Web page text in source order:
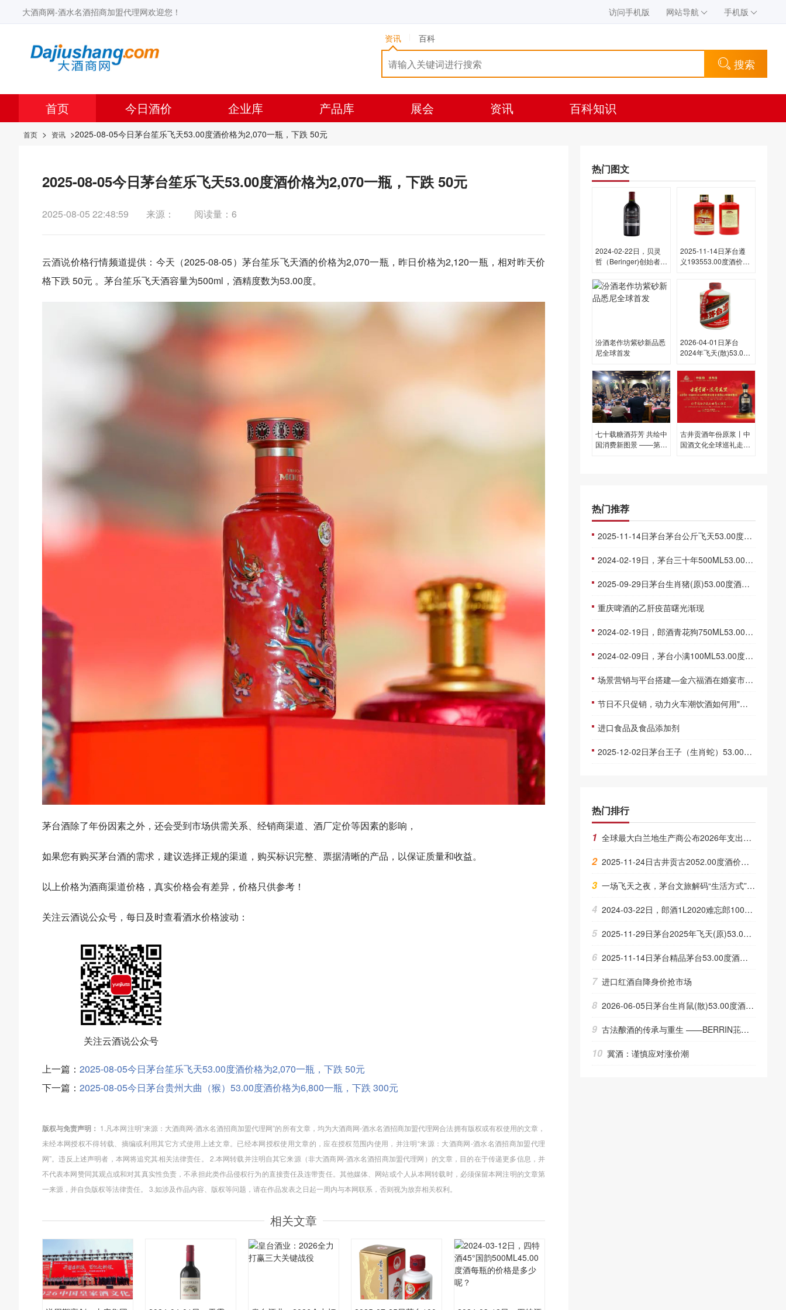
大酒商网-酒水名酒招商加盟代理网欢迎您！ 访问手机版 网站导航 手机版
资讯 百科
搜索
首页 今日酒价 企业库 产品库 展会 资讯 百科知识
首页 > 资讯 >2025-08-05今日茅台笙乐飞天53.00度酒价格为2,070一瓶，下跌 50元
2025-08-05今日茅台笙乐飞天53.00度酒价格为2,070一瓶，下跌 50元
2025-08-05 22:48:59 来源： 阅读量：6
云酒说价格行情频道提供：今天（2025-08-05）茅台笙乐飞天酒的价格为2,070一瓶，昨日价格为2,120一瓶，相对昨天价
格下跌 50元 。茅台笙乐飞天酒容量为500ml，酒精度数为53.00度。
茅台酒除了年份因素之外，还会受到市场供需关系、经销商渠道、酒厂定价等因素的影响，
如果您有购买茅台酒的需求，建议选择正规的渠道，购买标识完整、票据清晰的产品，以保证质量和收益。
以上价格为酒商渠道价格，真实价格会有差异，价格只供参考！
关注云酒说公众号，每日及时查看酒水价格波动：
关注云酒说公众号
上一篇： 2025-08-05今日茅台笙乐飞天53.00度酒价格为2,070一瓶，下跌 50元
下一篇： 2025-08-05今日茅台贵州大曲（猴）53.00度酒价格为6,800一瓶，下跌 300元
版权与免责声明： 1.凡本网注明“来源：大酒商网-酒水名酒招商加盟代理网”的所有文章，均为大酒商网-酒水名酒招商加盟代理网合法拥有版权或有权使用的文章，
未经本网授权不得转载、摘编或利用其它方式使用上述文章。已经本网授权使用文章的，应在授权范围内使用，并注明“来源：大酒商网-酒水名酒招商加盟代理
网”。违反上述声明者，本网将追究其相关法律责任。 2.本网转载并注明自其它来源（非大酒商网-酒水名酒招商加盟代理网）的文章，目的在于传递更多信息，并
不代表本网赞同其观点或和对其真实性负责，不承担此类作品侵权行为的直接责任及连带责任。其他媒体、网站或个人从本网转载时，必须保留本网注明的文章第
一来源，并自负版权等法律责任。 3.如涉及作品内容、版权等问题，请在作品发表之日起一周内与本网联系，否则视为放弃相关权利。
相关文章
热门图文
2024-02-22日，贝灵
哲（Beringer)创始者庄
度酒每瓶的价格是多少
呢？
2025-11-14日茅台遵
义193553.00度酒价格
汾酒老作坊紫砂新品悉
尼全球首发
2026-04-01日茅台
2024年飞天(散)53.00
瓶，上涨 30元
七十载糖酒芬芳 共绘中
国消费新图景 ——第
古井贡酒年份原浆丨中
国酒文化全球巡礼走进
热门推荐
2025-11-14日茅台茅台公斤飞天53.00度酒价格为2,990一瓶，下跌 20元
2024-02-19日，茅台三十年500ML53.00度酒每瓶的价格是多少呢？
2025-09-29日茅台生肖猪(原)53.00度酒价格为2,720一瓶，下跌 30元
重庆啤酒的乙肝疫苗曙光渐现
2024-02-19日，郎酒青花狗750ML53.00度酒每瓶的价格是多少呢？
2024-02-09日，茅台小满100ML53.00度酒每瓶的价格是多少呢？
场景营销与平台搭建—金六福酒在婚宴市场的新尝试
节日不只促销，动力火车潮饮酒如何用"情绪"打动年轻人？
进口食品及食品添加剂
2025-12-02日茅台王子（生肖蛇）53.00度酒价格为335一瓶，下跌 5元
热门排行
1 全球最大白兰地生产商公布2026年支出计划
2 2025-11-24日古井贡古2052.00度酒价格为460一瓶，上涨 460元
3 一场飞天之夜，茅台文旅解码“生活方式”转型新范式
4 2024-03-22日，郎酒1L2020难忘郎1000ML53.00度酒每瓶的价格是多少呢？
5 2025-11-29日茅台2025年飞天(原)53.00度酒价格为1,595一瓶，上涨 15元
6 2025-11-14日茅台精品茅台53.00度酒价格为2,190一瓶，下跌 10元
7 进口红酒自降身价抢市场
8 2026-06-05日茅台生肖鼠(散)53.00度酒价格为2,250一瓶，上涨 50元
9 古法酿酒的传承与重生 ——BERRIN苝韵颜酒如何在现代消费浪潮中诠释“遗产”与“创新”
10 冀酒：谨慎应对涨价潮